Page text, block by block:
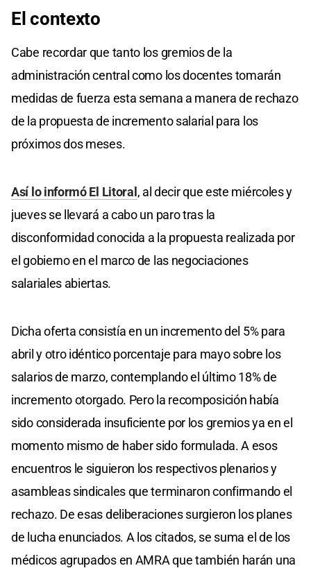
El contexto
Cabe recordar que tanto los gremios de la
administración central como los docentes tomarán
medidas de fuerza esta semana a manera de rechazo
de la propuesta de incremento salarial para los
próximos dos meses.
Así lo informó El Litoral , al decir que este miércoles y
jueves se llevará a cabo un paro tras la
disconformidad conocida a la propuesta realizada por
el gobierno en el marco de las negociaciones
salariales abiertas.
Dicha oferta consistía en un incremento del 5% para
abril y otro idéntico porcentaje para mayo sobre los
salarios de marzo, contemplando el último 18% de
incremento otorgado. Pero la recomposición había
sido considerada insuficiente por los gremios ya en el
momento mismo de haber sido formulada. A esos
encuentros le siguieron los respectivos plenarios y
asambleas sindicales que terminaron confirmando el
rechazo. De esas deliberaciones surgieron los planes
de lucha enunciados. A los citados, se suma el de los
médicos agrupados en AMRA que también harán una